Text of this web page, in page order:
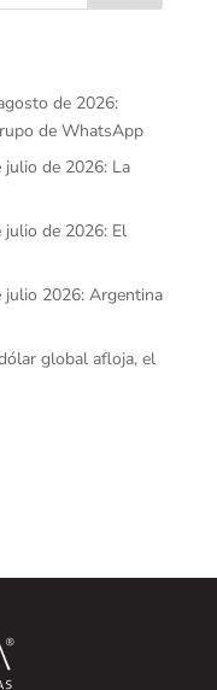
de 2026:
de WhatsApp
julio de 2026: La
julio de 2026: El
julio 2026: Argentina
global afloja, el